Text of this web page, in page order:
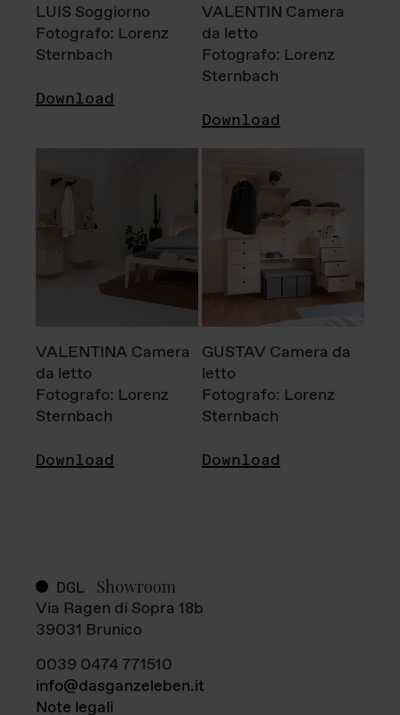
LUIS Soggiorno
Fotografo: Lorenz
Sternbach
Download
VALENTIN Camera
da letto
Fotografo: Lorenz
Sternbach
Download
VALENTINA Camera
da letto
Fotografo: Lorenz
Sternbach
Download
GUSTAV Camera da
letto
Fotografo: Lorenz
Sternbach
Download
DGL Showroom
Via Ragen di Sopra 18b
39031 Brunico
0039 0474 771510
info@dasganzeleben.it
Note legali